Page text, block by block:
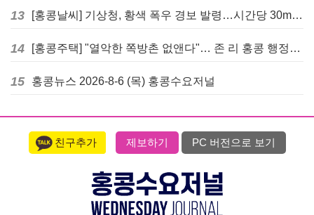
13 [홍콩날씨] 기상청, 황색 폭우 경보 발령…시간당 30mm 이상 강우 예보
14 [홍콩주택] "열악한 쪽방촌 없앤다"… 존 리 홍콩 행정장관, 4년 내 단계적 폐지 선언
15 홍콩뉴스 2026-8-6 (목) 홍콩수요저널
친구추가 제보하기 PC 버전으로 보기